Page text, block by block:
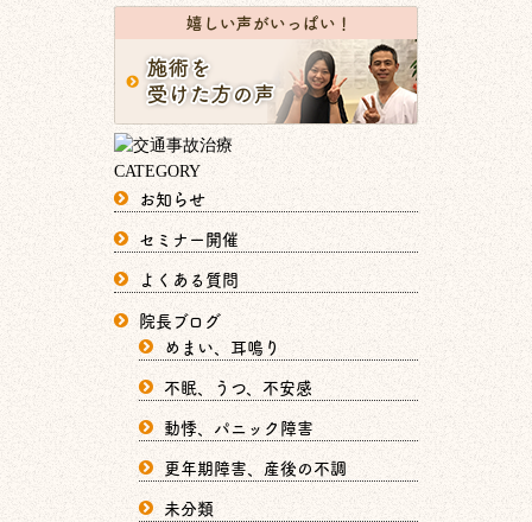
CATEGORY
お知らせ
セミナー開催
よくある質問
院長ブログ
めまい、耳鳴り
不眠、うつ、不安感
動悸、パニック障害
更年期障害、産後の不調
未分類